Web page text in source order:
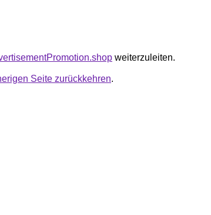
weiterzuleiten.
Seite zurückkehren.